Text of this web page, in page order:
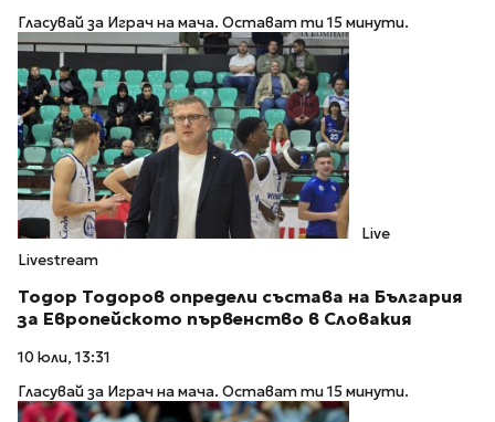
Гласувай за Играч на мача. Остават ти 15 минути.
Live
Livestream
Тодор Тодоров определи състава на България
за Европейското първенство в Словакия
10 юли, 13:31
Гласувай за Играч на мача. Остават ти 15 минути.